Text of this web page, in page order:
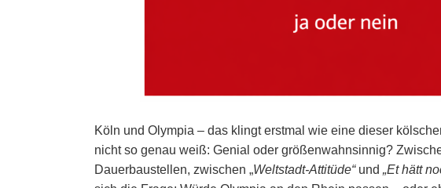
Köln und Olympia – das klingt erstmal wie eine dieser
nicht so genau weiß: Genial oder größenwahnsinnig?
Dauerbaustellen, zwischen „Weltstadt-Attitüde“und „Et hätt